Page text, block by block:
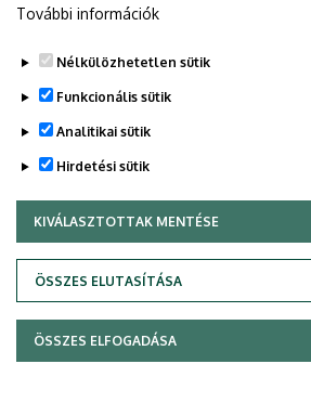
Adatvédelem
Szerzői jog © 2026 Unideb
További információk
Nélkülözhetetlen sütik
Funkcionális sütik
Analitikai sütik
Hirdetési sütik
KIVÁLASZTOTTAK MENTÉSE
ÖSSZES ELUTASÍTÁSA
WITHDRAW CONSENT
ÖSSZES ELFOGADÁSA